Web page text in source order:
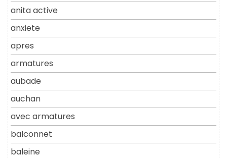
anita active
anxiete
apres
armatures
aubade
auchan
avec armatures
balconnet
baleine